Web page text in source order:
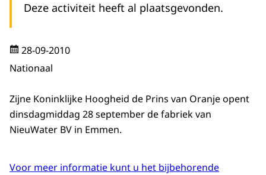
Deze activiteit heeft al plaatsgevonden.
28-09-2010
Nationaal
Zijne Koninklijke Hoogheid de Prins van Oranje opent
dinsdagmiddag 28 september de fabriek van
NieuWater BV in Emmen.
Voor meer informatie kunt u het bijbehorende